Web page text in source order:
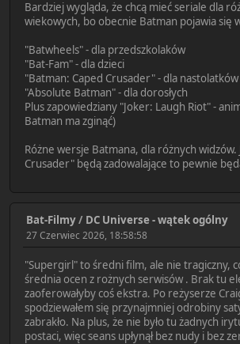
Bardziej wygląda, że chcą mieć seriale dla
wiekowych, bo obecnie Batman pojawia się
"Batwheels" - dla przedszkolaków
"Bat-Fam" - dla dzieci
"Batman: Caped Crusader" - dla nastolatków
"Absolute Batman" - dla dorosłych
Plus zapowiedziany "Joker: Laugh Riot" -
Batman ma zginąć)
Różne wersje Batmana, dla różnych widzów.
Crusader" będą zadowalające to pewnie
Bat-Filmy/ DC Universe - wątek ogólny
27 Czerwiec 2026, 18:58:58
"Supergirl" to średni film, ale nie tragiczny,
średnia ocen z rożnych serwisów . Brak tu
zaoferowałyby coś ekstra. Po reżyserze
spodziewałem się przynajmniej odrobiny
zabrakło. Na plus, że nie było tu żadnych
postaci, więc seans upłynął bez nudy i bez